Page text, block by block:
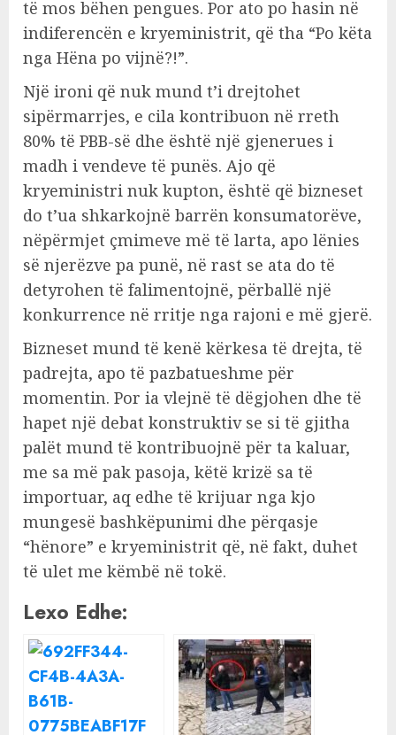
të mos bëhen pengues. Por ato po hasin në
indiferencën e kryeministrit, që tha “Po këta
nga Hëna po vijnë?!”.
Një ironi që nuk mund t’i drejtohet
sipërmarrjes, e cila kontribuon në rreth
80% të PBB-së dhe është një gjenerues i
madh i vendeve të punës. Ajo që
kryeministri nuk kupton, është që bizneset
do t’ua shkarkojnë barrën konsumatorëve,
nëpërmjet çmimeve më të larta, apo lënies
së njerëzve pa punë, në rast se ata do të
detyrohen të falimentojnë, përballë një
konkurrence në rritje nga rajoni e më gjerë.
Bizneset mund të kenë kërkesa të drejta, të
padrejta, apo të pazbatueshme për
momentin. Por ia vlejnë të dëgjohen dhe të
hapet një debat konstruktiv se si të gjitha
palët mund të kontribuojnë për ta kaluar,
me sa më pak pasoja, këtë krizë sa të
importuar, aq edhe të krijuar nga kjo
mungesë bashkëpunimi dhe përqasje
“hënore” e kryeministrit që, në fakt, duhet
të ulet me këmbë në tokë.
Lexo Edhe: